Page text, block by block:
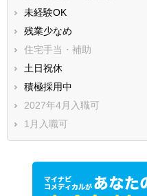
未経験OK
残業少なめ
住宅手当・補助
土日祝休
積極採用中
2027年4月入職可
1月入職可